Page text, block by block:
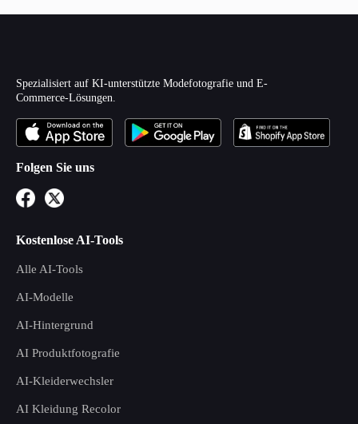
Spezialisiert auf KI-unterstützte Modefotografie und E-
Commerce-Lösungen.
Folgen Sie uns
Kostenlose AI-Tools
Alle AI-Tools
AI-Modelle
AI-Hintergrund
AI Produktfotografie
AI-Kleiderwechsler
AI Kleidung Recolor